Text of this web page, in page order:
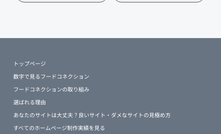
トップページ
数字で見るフードコネクション
フードコネクションの取り組み
選ばれる理由
あなたのサイトは大丈夫？良いサイト・ダメなサイトの見極め方
すべてのホームページ制作実績を見る